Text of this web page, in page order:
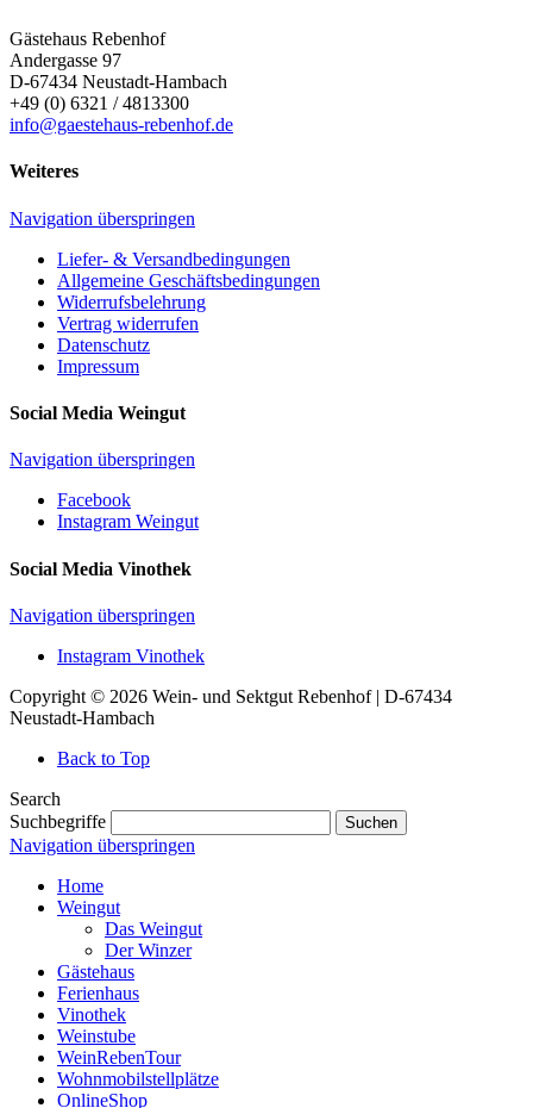
Gästehaus Rebenhof
Andergasse 97
D-67434 Neustadt-Hambach
+49 (0) 6321 / 4813300
info@gaestehaus-rebenhof.de
Weiteres
Navigation überspringen
Liefer- & Versandbedingungen
Allgemeine Geschäftsbedingungen
Widerrufsbelehrung
Vertrag widerrufen
Datenschutz
Impressum
Social Media Weingut
Navigation überspringen
Facebook
Instagram Weingut
Social Media Vinothek
Navigation überspringen
Instagram Vinothek
Copyright © 2026 Wein- und Sektgut Rebenhof | D-67434
Neustadt-Hambach
Back to Top
Search
Suchbegriffe
Suchen
Navigation überspringen
Home
Weingut
Das Weingut
Der Winzer
Gästehaus
Ferienhaus
Vinothek
Weinstube
WeinRebenTour
Wohnmobilstellplätze
OnlineShop